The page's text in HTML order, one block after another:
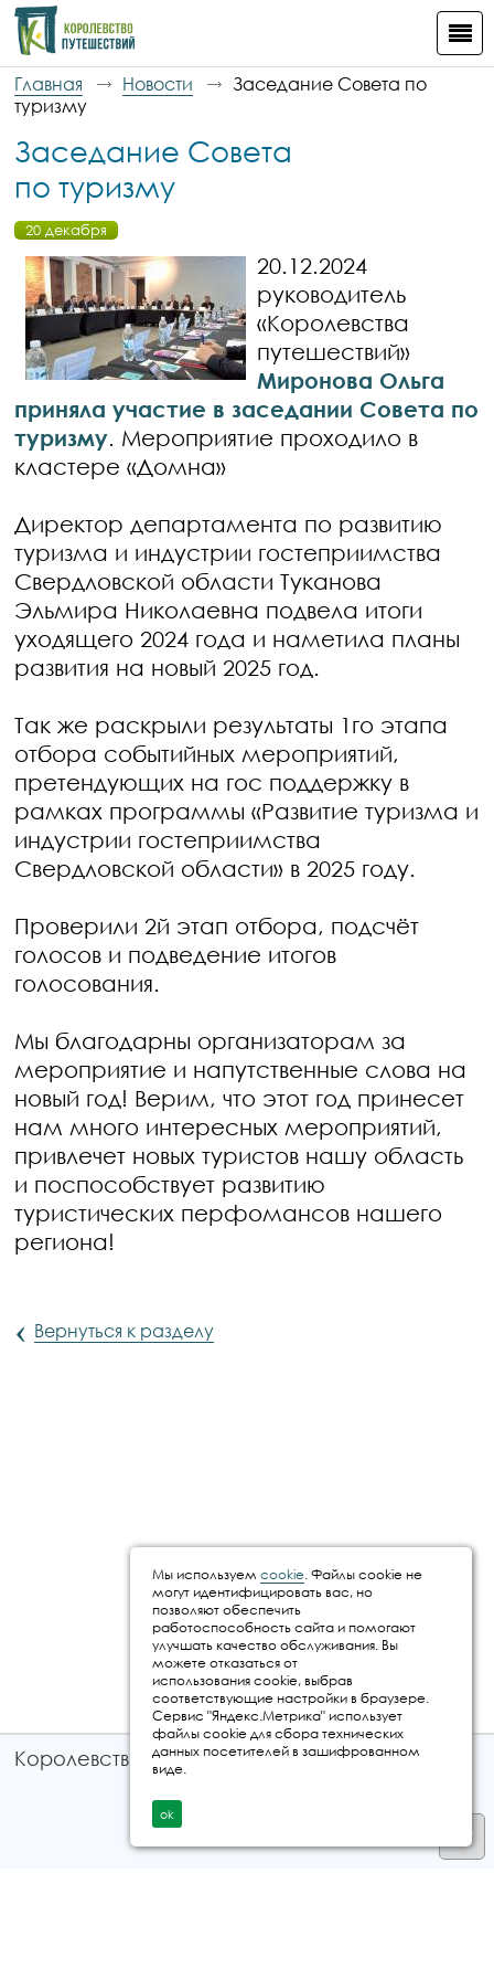
Главная Новости
Заседание Совета по
туризму
Заседание Совета
по туризму
20 декабря
20.12.2024
руководитель
«Королевства
путешествий»
Миронова Ольга
приняла участие в заседании Совета по
туризму. Мероприятие проходило в
кластере «Домна»
Директор департамента по развитию
туризма и индустрии гостеприимства
Свердловской области Туканова
Эльмира Николаевна подвела итоги
уходящего 2024 года и наметила планы
развития на новый 2025 год.
Так же раскрыли результаты 1го этапа
отбора событийных мероприятий,
претендующих на гос поддержку в
рамках программы «Развитие туризма и
индустрии гостеприимства
Свердловской области» в 2025 году.
Проверили 2й этап отбора, подсчёт
голосов и подведение итогов
голосования.
Мы благодарны организаторам за
мероприятие и напутственные слова на
новый год! Верим, что этот год принесет
нам много интересных мероприятий,
привлечет новых туристов нашу область
и поспособствует развитию
туристических перфомансов нашего
региона!
‹ Вернуться к разделу
Королевство путешествий © 2026
Мы используем cookie. Файлы cookie не
могут идентифицировать вас, но
позволяют обеспечить
работоспособность сайта и помогают
улучшать качество обслуживания. Вы
можете отказаться от
использования cookie, выбрав
соответствующие настройки в браузере.
Сервис "Яндекс.Метрика" использует
файлы cookie для сбора технических
данных посетителей в зашифрованном
виде.
ok